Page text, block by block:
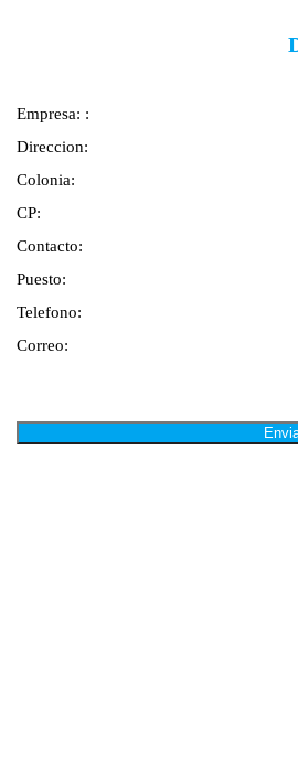
Empresa: :
Direccion:
Colonia:
CP:
Contacto:
Puesto:
Telefono:
Correo: